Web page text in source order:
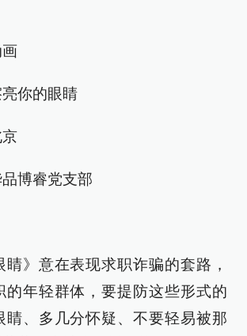
你的眼睛
博睿党支部
睛》意在表现求职诈骗的套路，
的年轻群体，要提防这些形式的
睛、多几分怀疑、不要轻易被那